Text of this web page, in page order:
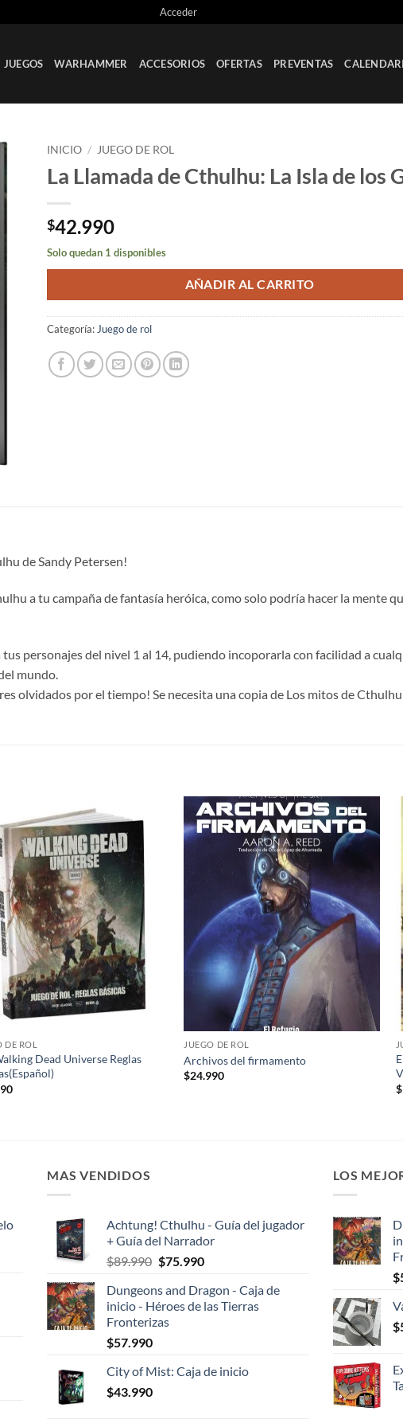
Acceder
JUEGOS WARHAMMER ACCESORIOS OFERTAS PREVENTAS
INICIO / JUEGO DE ROL
La Llamada de Cthulhu: La Isla de los
$42.990
Solo quedan 1 disponibles
AÑADIR AL CARRITO
Categoría:Juego de rol
de Sandy Petersen!
a tu campaña de fantasía heróica, como solo podría hacer la mente
personajes del nivel 1 al 14, pudiendo incoporarla con facilidad a
mundo.
olvidados por el tiempo! Se necesita una copia de Los mitos de
Añadir
a la
DE ROL
Dead Universe Reglas
Añadir
a la
JUEGO DE ROL
Archivos del firmamento
$24.990
$
MAS VENDIDOS
Achtung! Cthulhu - Guía del jugador
+ Guía del Narrador
$89.990 El
original
era:
$89.990.
$75.990El
actual
es:
Dungeons and Dragon - Caja de
inicio - Héroes de las Tierras
Fronterizas
$57.990
City of Mist: Caja de inicio
$43.990
LOS
$
$